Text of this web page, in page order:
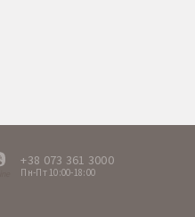
+38 073 361 3000
Пн-Пт 10:00-18:00